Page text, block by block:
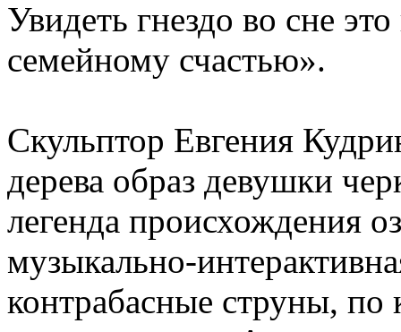
Увидеть гнездо во сне
семейному счастью».
Скульптор Евгения
дерева образ девушки
легенда происхождения
музыкально-
контрабасные струны,